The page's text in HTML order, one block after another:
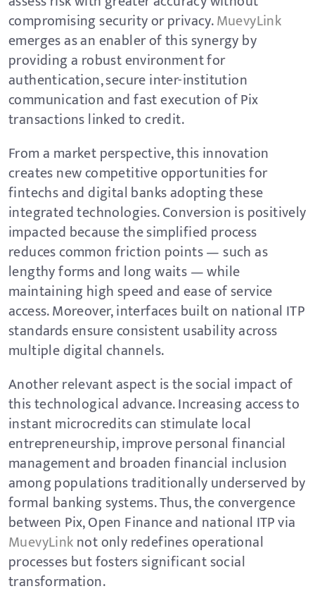
compromising security or privacy.MuevyLink
emerges as an enabler of this synergy by
providing a robust environment for
authentication, secure inter-institution
communication and fast execution of Pix
transactions linked to credit.
From a market perspective, this innovation
creates new competitive opportunities for
fintechs and digital banks adopting these
integrated technologies. Conversion is positively
impacted because the simplified process
reduces common friction points — such as
lengthy forms and long waits — while
maintaining high speed and ease of service
access. Moreover, interfaces built on national ITP
standards ensure consistent usability across
multiple digital channels.
Another relevant aspect is the social impact of
this technological advance. Increasing access to
instant microcredits can stimulate local
entrepreneurship, improve personal financial
management and broaden financial inclusion
among populations traditionally underserved by
formal banking systems. Thus, the convergence
between Pix, Open Finance and national ITP via
MuevyLinknot only redefines operational
processes but fosters significant social
transformation.